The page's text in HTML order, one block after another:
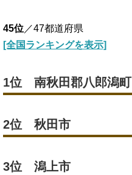
45位／47都道府県
[全国ランキングを表示]
1位 南秋田郡八郎潟町
2位 秋田市
3位 潟上市